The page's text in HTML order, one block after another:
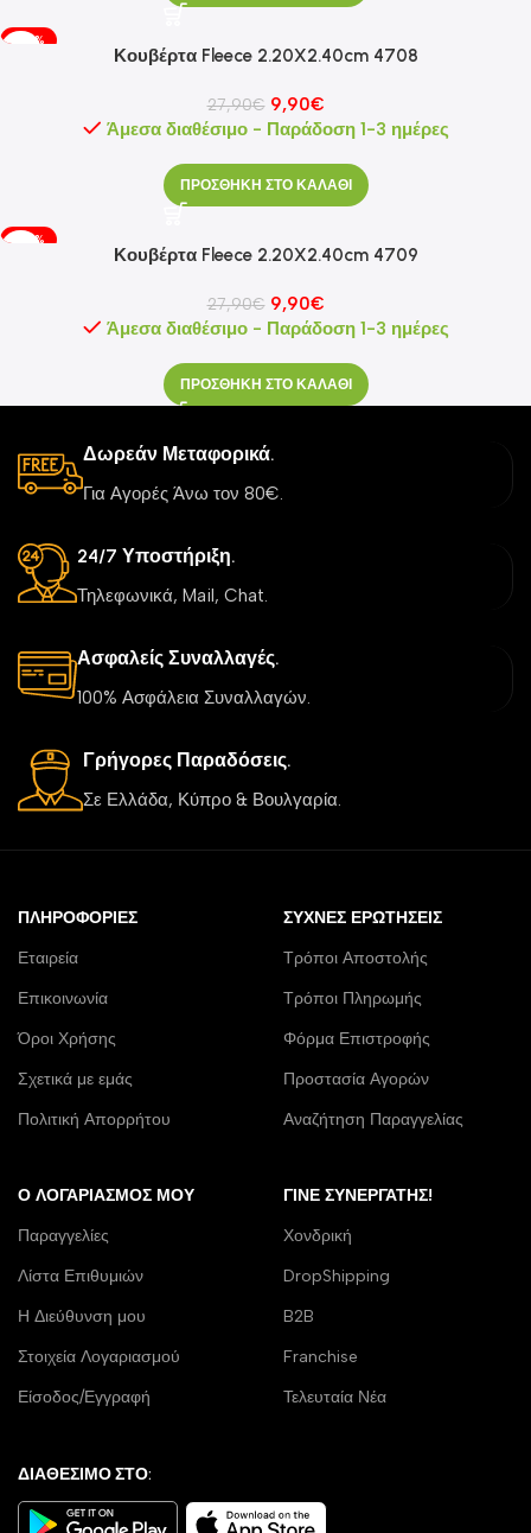
-65%
Κουβέρτα Fleece 2.20X2.40cm 4708
27,90€ 9,90€
Άμεσα διαθέσιμο - Παράδοση 1-3 ημέρες
ΠΡΟΣΘΗΚΗ ΣΤΟ ΚΑΛΑΘΙ
-65%
Κουβέρτα Fleece 2.20X2.40cm 4709
27,90€ 9,90€
Άμεσα διαθέσιμο - Παράδοση 1-3 ημέρες
ΠΡΟΣΘΗΚΗ ΣΤΟ ΚΑΛΑΘΙ
Δωρεάν Μεταφορικά.
Για Αγορές Άνω τον 80€.
24/7 Υποστήριξη.
Τηλεφωνικά, Mail, Chat.
Ασφαλείς Συναλλαγές.
100% Ασφάλεια Συναλλαγών.
Γρήγορες Παραδόσεις.
Σε Ελλάδα, Κύπρο & Βουλγαρία.
ΠΛΗΡΟΦΟΡΊΕΣ
Εταιρεία
Επικοινωνία
Όροι Χρήσης
Σχετικά με εμάς
Πολιτική Απορρήτου
ΣΥΧΝΈΣ ΕΡΩΤΉΣΕΙΣ
Τρόποι Αποστολής
Τρόποι Πληρωμής
Φόρμα Επιστροφής
Προστασία Αγορών
Αναζήτηση Παραγγελίας
Ο ΛΟΓΑΡΙΑΣΜΌΣ ΜΟΥ
Παραγγελίες
Λίστα Επιθυμιών
Η Διεύθυνση μου
Στοιχεία Λογαριασμού
Είσοδος/Εγγραφή
ΓΊΝΕ ΣΥΝΕΡΓΆΤΗΣ!
Χονδρική
DropShipping
B2B
Franchise
Τελευταία Νέα
ΔΙΑΘΕΣΙΜΟ ΣΤΟ: